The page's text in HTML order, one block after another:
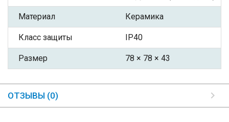
Материал Керамика
Класс защиты IP40
Размер 78 × 78 × 43
ОТЗЫВЫ (0)